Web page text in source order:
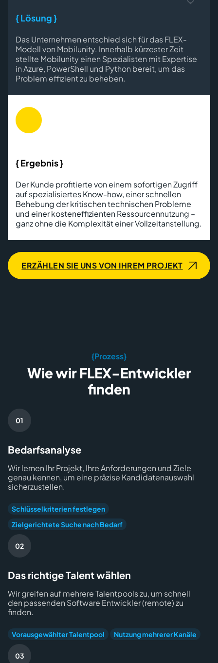
{ Lösung }
Das Unternehmen entschied sich für das FLEX-
Modell von Mobilunity. Innerhalb kürzester Zeit
stellte Mobilunity einen Spezialisten mit Expertise
in Azure, PowerShell und Python bereit, um das
Problem effizient zu beheben.
{ Ergebnis }
Der Kunde profitierte von einem sofortigen Zugriff
auf spezialisiertes Know-how, einer schnellen
Behebung der kritischen technischen Probleme
und einer kosteneffizienten Ressourcennutzung –
ganz ohne die Komplexität einer Vollzeitanstellung.
ERZÄHLEN SIE UNS VON IHREM PROJEKT
{Prozess}
Wie wir FLEX-Entwickler
finden
Bedarfsanalyse
Wir lernen Ihr Projekt, Ihre Anforderungen und Ziele
genau kennen, um eine präzise Kandidatenauswahl
sicherzustellen.
Schlüsselkriterien festlegen
Zielgerichtete Suche nach Bedarf
Das richtige Talent wählen
Wir greifen auf mehrere Talentpools zu, um schnell
den passenden Software Entwickler (remote) zu
finden.
Vorausgewählter Talentpool Nutzung mehrerer Kanäle